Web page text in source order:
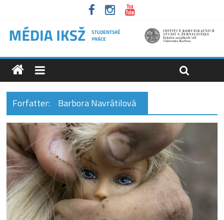
Forfatter: Barbora Navrátilová